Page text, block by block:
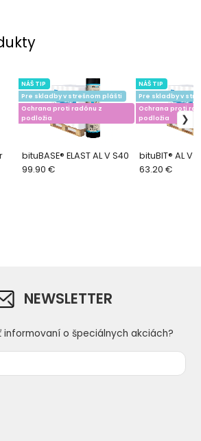
bituBASE® ELAST AL V S40
NÁŠ TIP
Pre skladby v strešnom plášti
Ochrana proti radónu z
podložia
99.90 €
bituBIT® AL V
NÁŠ TIP
Pre skladby v
Ochrana proti
podložia
63.20 €
NEWSLETTER
o špeciálnych akciách?